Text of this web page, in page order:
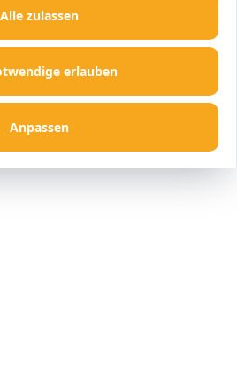
erlauben
Anpassen
Alle zulassen